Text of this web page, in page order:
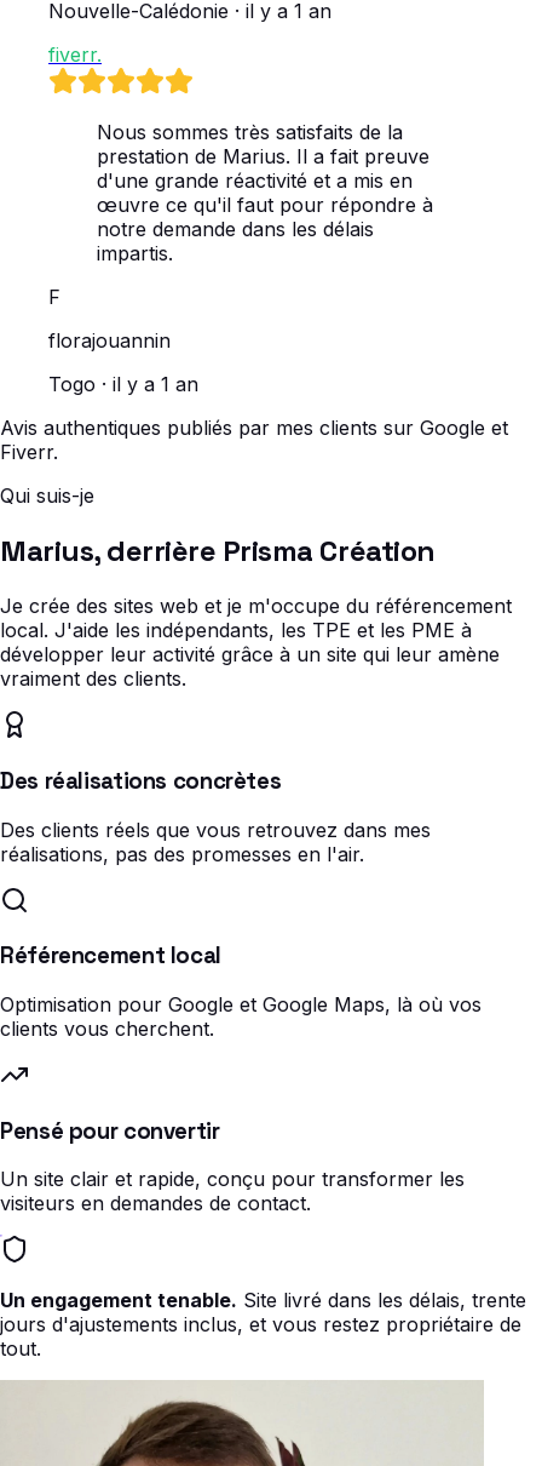
Nouvelle-Calédonie · il y a 1 an
fiverr.
Nous sommes très satisfaits de la
prestation de Marius. Il a fait preuve
d'une grande réactivité et a mis en
œuvre ce qu'il faut pour répondre à
notre demande dans les délais
impartis.
F
florajouannin
Togo · il y a 1 an
Avis authentiques publiés par mes clients sur Google et
Fiverr.
Qui suis-je
Marius, derrière Prisma Création
Je crée des sites web et je m'occupe du référencement
local. J'aide les indépendants, les TPE et les PME à
développer leur activité grâce à un site qui leur amène
vraiment des clients.
Des réalisations concrètes
Des clients réels que vous retrouvez dans mes
réalisations, pas des promesses en l'air.
Référencement local
Optimisation pour Google et Google Maps, là où vos
clients vous cherchent.
Pensé pour convertir
Un site clair et rapide, conçu pour transformer les
visiteurs en demandes de contact.
Un engagement tenable. Site livré dans les délais, trente
jours d'ajustements inclus, et vous restez propriétaire de
tout.